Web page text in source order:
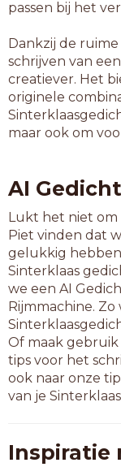
passen bij het
Dankzij de
schrijven van
creatiever. Het
originele
maar ook om
AI
Lukt het niet om
Piet vinden dat
gelukkig
Sinterklaas
we een AI
Rijmmachine.
Of maak
tips voor het
ook naar onze
van je
Inspiratie